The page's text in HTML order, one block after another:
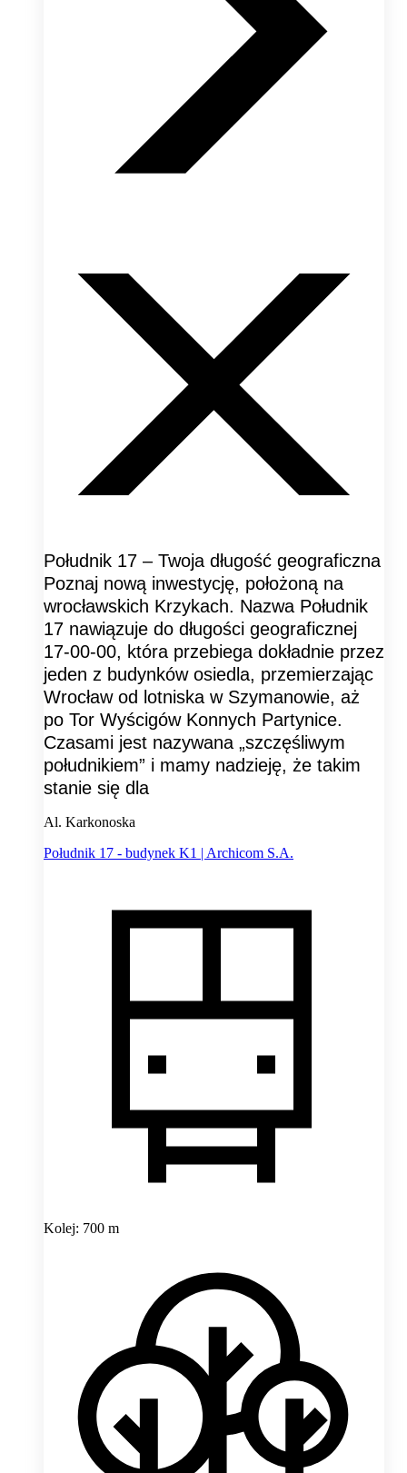
Południk 17 – Twoja długość geograficzna
Poznaj nową inwestycję, położoną na
wrocławskich Krzykach. Nazwa Południk
17 nawiązuje do długości geograficznej
17-00-00, która przebiega dokładnie przez
jeden z budynków osiedla, przemierzając
Wrocław od lotniska w Szymanowie, aż
po Tor Wyścigów Konnych Partynice.
Czasami jest nazywana „szczęśliwym
południkiem” i mamy nadzieję, że takim
stanie się dla
Al. Karkonoska
Południk 17 - budynek K1 | Archicom S.A.
Kolej: 700 m